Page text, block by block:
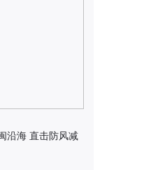
沿海 直击防风减